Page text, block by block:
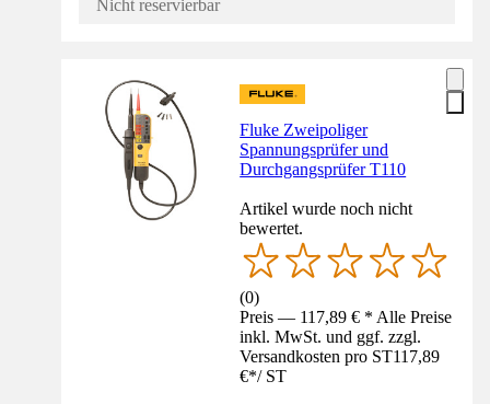
Nicht reservierbar
Fluke Zweipoliger
Spannungsprüfer und
Durchgangsprüfer T110
Artikel wurde noch nicht
bewertet.
(0)
Preis — 117,89 € * Alle Preise
inkl. MwSt. und ggf. zzgl.
Versandkosten pro ST117,89
€*/ ST